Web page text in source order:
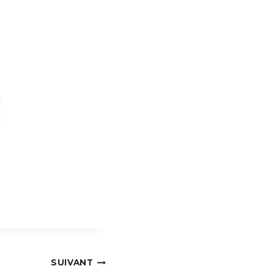
SUIVANT